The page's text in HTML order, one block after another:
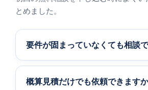
とめました。
要件が固まっていなくても相談
概算見積だけでも依頼できます